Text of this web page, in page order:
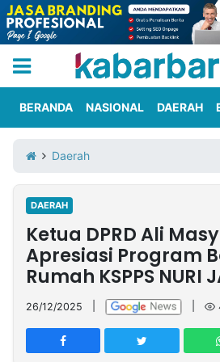
Iklan
Berita
Kami
Nasional
International
Olahraga
Entertainment
Daerah
Pariwisata
Kuliner
Kolom
Network
PT
TREETAN
BERANDA NASIONAL DAERAH
Daerah
DAERAH
Ketua DPRD Ali
Apresiasi Program
Rumah KSPPS NURI
26/12/2025